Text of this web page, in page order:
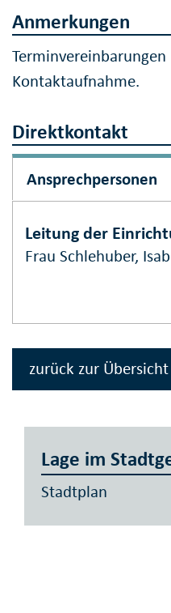
Anmerkungen
Kontaktaufnahme.
Direktkontakt
Ansprechpersonen
Leitung der
Frau Schlehuber,
zurück zur Übersicht
Lage im
Stadtplan